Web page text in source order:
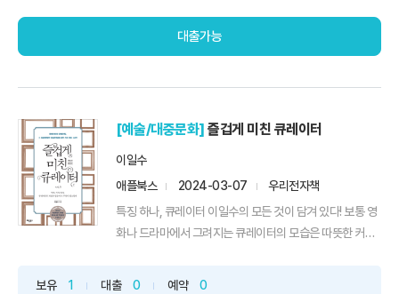
대출가능
[예술/대중문화] 즐겁게 미친 큐레이터
이일수
애플북스
2024-03-07
우리전자책
특징 하나, 큐레이터 이일수의 모든 것이 담겨 있다! 보통 영
화나 드라마에서 그려지는 큐레이터의 모습은 따뜻한 커피
신은 채 전시장을 우아하게 걸어 다닌다. 그런데 현실은 이
보유 1 대출 0 예약 0